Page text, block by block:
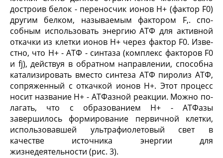
достроив белок - переносчик ионов Н+ (фактор F0)
другим белком, называемым фактором F,. спо­
собным использовать энергию АТФ для активной
откачки из клетки ионов Н+ через фактор F0. Изве­
стно, что Н+- АТФ - синтаза (комплекс факторов F0
и fj), действуя в обратном направлении, способна
ка­тализировать вместо синтеза АТФ пиролиз АТФ,
сопряженный с откачкой ионов Н+. Этот процесс
носит название Н+- АТФазной реакции. Можно по­
лагать, что с образованием Н+ - АТФазы
завершилось формирование первичной клетки,
использовавшей ультрафиолетовый свет в
качестве источника энер­гии для
жизнедеятельности (рис. 3).